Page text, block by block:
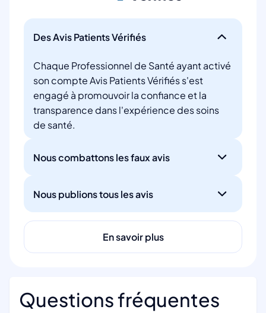
Des Avis Patients Vérifiés
Chaque Professionnel de Santé ayant activé
son compte Avis Patients Vérifiés s'est
engagé à promouvoir la confiance et la
transparence dans l'expérience des soins
de santé.
Nous combattons les faux avis
Nous publions tous les avis
En savoir plus
Questions fréquentes